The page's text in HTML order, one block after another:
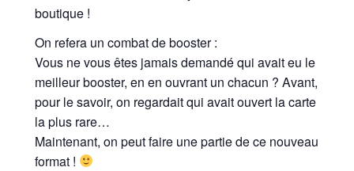
boutique !
On refera un combat de booster :
Vous ne vous êtes jamais demandé qui avait eu le
meilleur booster, en en ouvrant un chacun ? Avant,
pour le savoir, on regardait qui avait ouvert la carte
la plus rare…
Maintenant, on peut faire une partie de ce nouveau
format !